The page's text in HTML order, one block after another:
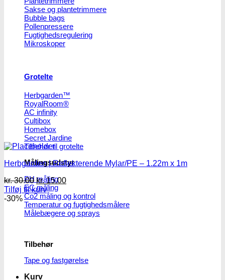
Sakse og plantetrimmere
Bubble bags
Pollenpressere
Fugtighedsregulering
Mikroskoper
Grotelte
Herbgarden™
RoyalRoom®
AC infinity
Cultibox
Homebox
Secret Jardine
Tilbehør til grotelte
Målingsudstyr
PH måling
EC måling
Co2 måling og kontrol
Temperatur og fugtighedsmålere
Målebægere og sprays
Tilbehør
Tape og fastgørelse
Kurv
Herbgarden | Reflekterende Mylar/PE – 1.22m x 1m
kr.30.00 Den
oprindelige
pris
var:
kr. 30.00.
kr.15.00Den
pris
er:
kr. 15.00.
Tilføj til kurv
-30%